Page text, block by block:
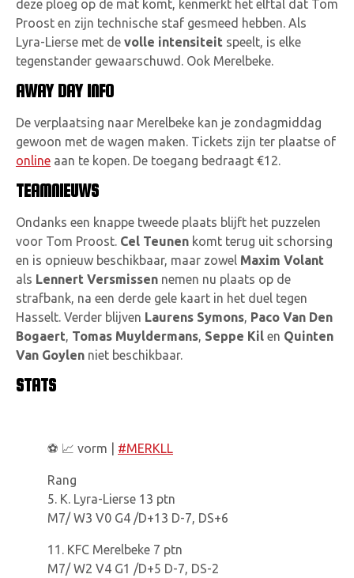
deze ploeg op de mat komt, kenmerkt het elftal dat Tom
Proost en zijn technische staf gesmeed hebben. Als
Lyra-Lierse met de volle intensiteit speelt, is elke
tegenstander gewaarschuwd. Ook Merelbeke.
AWAY DAY INFO
De verplaatsing naar Merelbeke kan je zondagmiddag
gewoon met de wagen maken. Tickets zijn ter plaatse of
online aan te kopen. De toegang bedraagt €12.
TEAMNIEUWS
Ondanks een knappe tweede plaats blijft het puzzelen
voor Tom Proost. Cel Teunen komt terug uit schorsing
en is opnieuw beschikbaar, maar zowel Maxim Volant
als Lennert Versmissen nemen nu plaats op de
strafbank, na een derde gele kaart in het duel tegen
Hasselt. Verder blijven Laurens Symons, Paco Van Den
Bogaert, Tomas Muyldermans, Seppe Kil en Quinten
Van Goylen niet beschikbaar.
STATS
⚽️ 📈 vorm | #MERKLL
Rang
5. K. Lyra-Lierse 13 ptn
M7/ W3 V0 G4 /D+13 D-7, DS+6
11. KFC Merelbeke 7 ptn
M7/ W2 V4 G1 /D+5 D-7, DS-2